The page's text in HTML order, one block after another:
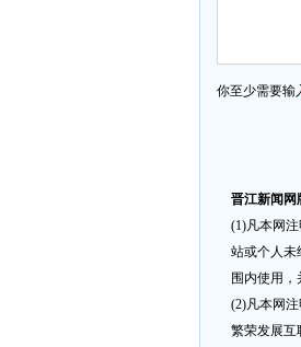
你至少需要输
晋江新闻网
(1)凡本网
站或个人未
围内使用，
(2)凡本网
繁荣发展互